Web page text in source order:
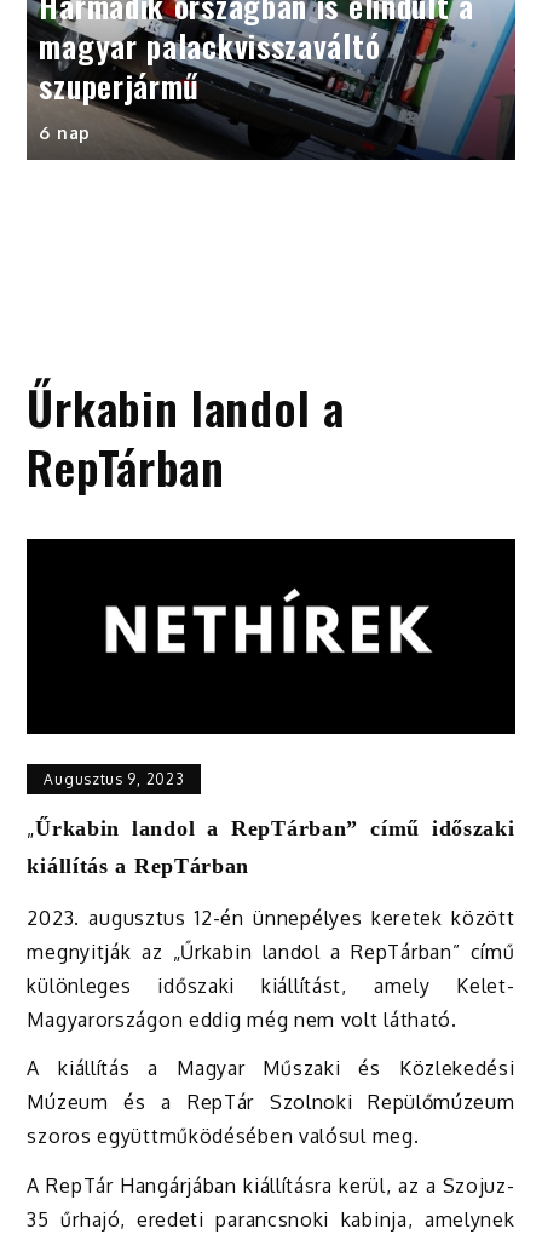
magyar palackvisszaváltó
szuperjármű
6 nap
Űrkabin landol a
RepTárban
Augusztus 9, 2023
„Űrkabin landol a RepTárban” című időszaki
kiállítás a RepTárban
2023. augusztus 12-én ünnepélyes keretek között
megnyitják az „Űrkabin landol a RepTárban” című
különleges időszaki kiállítást, amely Kelet-
Magyarországon eddig még nem volt látható.
A kiállítás a Magyar Műszaki és Közlekedési
Múzeum és a RepTár Szolnoki Repülőmúzeum
szoros együttműködésében valósul meg.
A RepTár Hangárjában kiállításra kerül, az a Szojuz-
35 űrhajó, eredeti parancsnoki kabinja, amelynek